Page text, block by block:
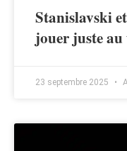
Stanislavski
jouer juste au
23 septembre 2025